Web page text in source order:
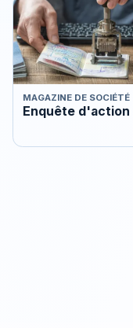
MAGAZINE DE SOCIÉTÉ
Enquête d'action